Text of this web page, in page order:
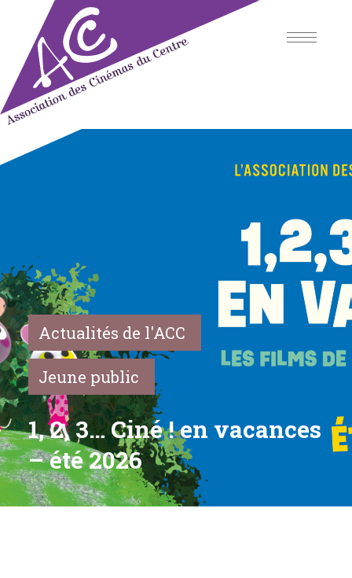
content
Association des Cinémas du
Centre
Actualités de l'ACC
Jeune public
1, 2, 3… Ciné ! en vacances
– été 2026